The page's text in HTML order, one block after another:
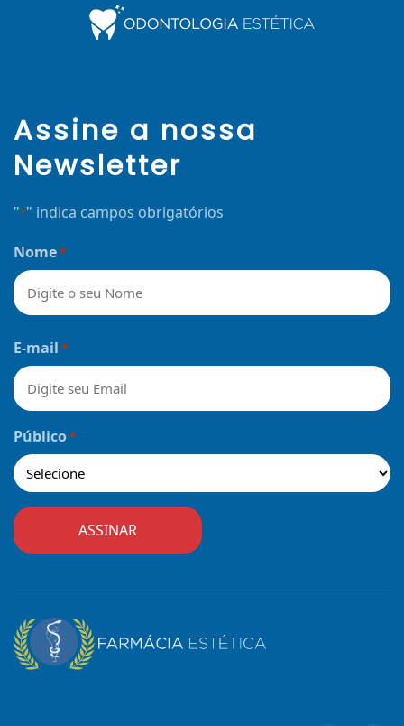
Assine a nossa
Newsletter
"*" indica campos obrigatórios
Nome*
E-mail *
Público*